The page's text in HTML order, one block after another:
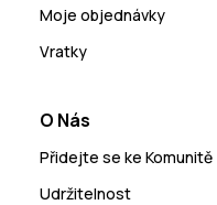
Moje objednávky
Vratky
O Nás
Přidejte se ke Komunitě
Udržitelnost